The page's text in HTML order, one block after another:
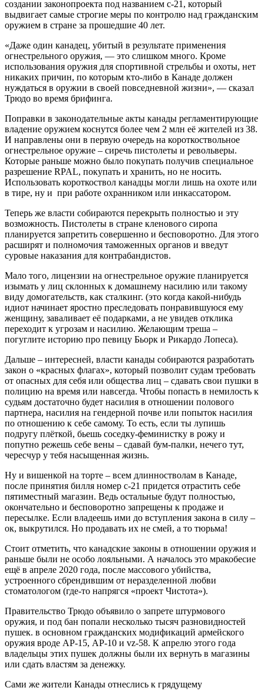
создании законопроекта под названием с-21, который
выдвигает самые строгие меры по контролю над гражданским
оружием в стране за прошедшие 40 лет.
«Даже один канадец, убитый в результате применения
огнестрельного оружия, — это слишком много. Кроме
использования оружия для спортивной стрельбы и охоты, нет
никаких причин, по которым кто-либо в Канаде должен
нуждаться в оружии в своей повседневной жизни», — сказал
Трюдо во время брифинга.
Поправки в законодательные акты канады регламентирующие
владение оружием коснутся более чем 2 млн её жителей из 38.
И направлены они в первую очередь на короткоствольное
огнестрельное оружие – сиречь пистолеты и револьверы.
Которые раньше можно было покупать получив специальное
разрешение RPAL, покупать и хранить, но не носить.
Использовать короткоствол канадцы могли лишь на охоте или
в тире, ну и при работе охранником или инкассатором.
Теперь же власти собираются перекрыть полностью и эту
возможность. Пистолеты в стране кленового сиропа
планируется запретить совершенно и бесповоротно. Для этого
расширят и полномочия таможенных органов и введут
суровые наказания для контрабандистов.
Мало того, лицензии на огнестрельное оружие планируется
изымать у лиц склонных к домашнему насилию или такому
виду домогательств, как сталкинг. (это когда какой-нибудь
идиот начинает яростно преследовать понравившуюся ему
женщину, заваливает её подарками, а не увидев отклика
переходит к угрозам и насилию. Желающим треша –
погуглите историю про певицу Бьорк и Рикардо Лопеса).
Дальше – интересней, власти канады собираются разработать
закон о «красных флагах», который позволит судам требовать
от опасных для себя или общества лиц – сдавать свои пушки в
полицию на время или навсегда. Чтобы попасть в немилость к
судьям достаточно будет насилия в отношении полового
партнера, насилия на гендерной почве или попыток насилия
по отношению к себе самому. То есть, если ты лупишь
подругу плёткой, бьешь соседку-феминистку в рожу и
попутно режешь себе вены – сдавай бум-палки, нечего тут,
чересчур у тебя насыщенная жизнь.
Ну и вишенкой на торте – всем длинностволам в Канаде,
после принятия билля номер с-21 придется отрастить себе
пятиместный магазин. Ведь остальные будут полностью,
окончательно и бесповоротно запрещены к продаже и
пересылке. Если владеешь ими до вступления закона в силу –
ок, выкрутился. Но продавать их не смей, а то тюрьма!
Стоит отметить, что канадские законы в отношении оружия и
раньше были не особо лояльными. А началось это мракобесие
ещё в апреле 2020 года, после массового убийства,
устроенного сбрендившим от неразделенной любви
стоматологом (где-то напрягся «проект Чистота»).
Правительство Трюдо объявило о запрете штурмового
оружия, и под бан попали несколько тысяч разновидностей
пушек. в основном гражданских модификаций армейского
оружия вроде АР-15, АР-10 и vz-58. К апрелю этого года
владельцы этих пушек должны были их вернуть в магазины
или сдать властям за денежку.
Сами же жители Канады отнеслись к грядущему